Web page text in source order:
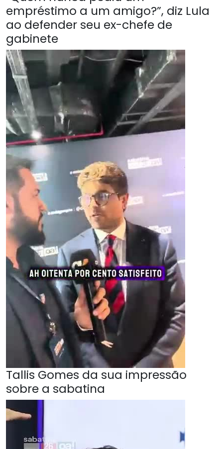
empréstimo a um amigo?”, diz Lula
ao defender seu ex-chefe de
gabinete
Tallis Gomes da sua impressão
sobre a sabatina